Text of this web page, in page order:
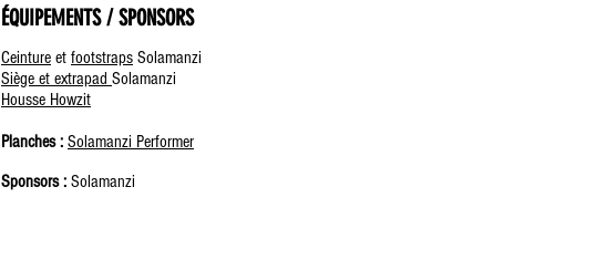
ÉQUIPEMENTS / SPONSORS
Ceinture et footstraps Solamanzi
Siège et extrapad Solamanzi
Housse Howzit
Planches : Solamanzi Performer
Sponsors : Solamanzi